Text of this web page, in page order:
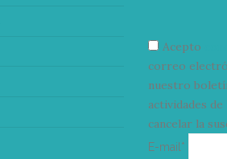
Acepto
correo
nuestro
actividades
cancelar la
E-mail*